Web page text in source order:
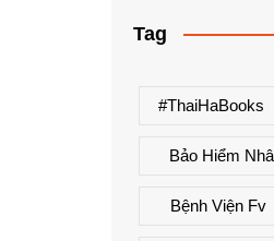
Tag
#ThaiHaBooks
Bảo Hiểm
Bệnh Viện Fv